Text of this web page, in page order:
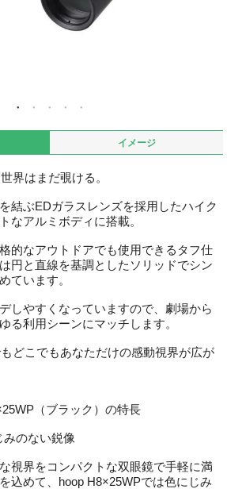
イメージ
界はまだ覗ける。
結ぶEDガラスレンズを採用したハイク
なアルミボディに搭載。
的なアウトドアでも使用できるタフ仕
円と直線を基調としたソリッドでシン
ています。
しやすくなっていますので、劇場から
る利用シーンにマッチします。
どこでもあなただけの感動視界が広が
（ブラック）の特長
みのない鋭像
視界をコンパクトな双眼鏡で手軽に満
込めて、hoop H8×25WPでは色にじみ